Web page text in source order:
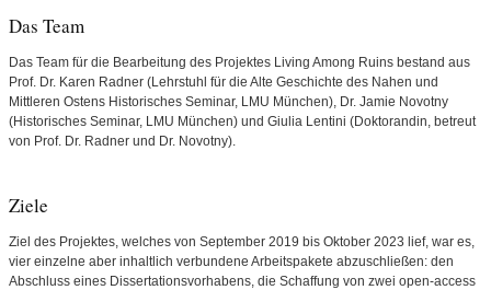
Das Team
Das Team für die Bearbeitung des Projektes Living Among Ruins bestand aus
Prof. Dr. Karen Radner (Lehrstuhl für die Alte Geschichte des Nahen und
Mittleren Ostens Historisches Seminar, LMU München), Dr. Jamie Novotny
(Historisches Seminar, LMU München) und Giulia Lentini (Doktorandin, betreut
von Prof. Dr. Radner und Dr. Novotny).
Ziele
Ziel des Projektes, welches von September 2019 bis Oktober 2023 lief, war es,
vier einzelne aber inhaltlich verbundene Arbeitspakete abzuschließen: den
Abschluss eines Dissertationsvorhabens, die Schaffung von zwei open-access